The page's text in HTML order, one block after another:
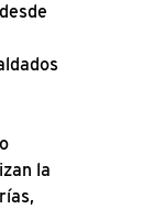
la